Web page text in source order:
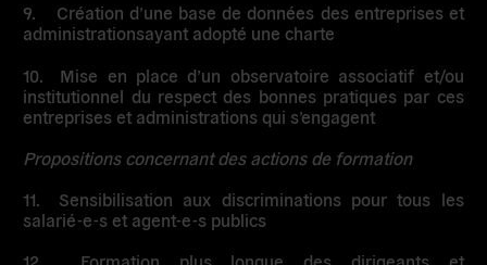
9. Création d’une base de données des entreprises et
administrationsayant adopté une charte
10. Mise en place d’un observatoire associatif et/ou
institutionnel du respect des bonnes pratiques par ces
entreprises et administrations qui s’engagent
Propositions concernant des actions de formation
11. Sensibilisation aux discriminations pour tous les
salarié-e-s et agent-e-s publics